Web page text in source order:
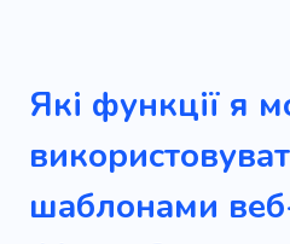
Які функції я
шаблонами